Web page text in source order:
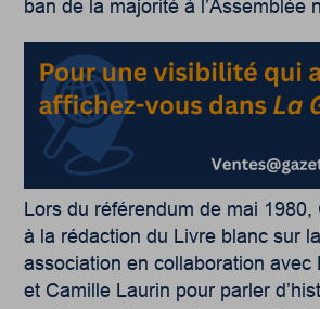
ban de la majorité à l’Assemblée
Lors du référendum de mai 1980,
à la rédaction du Livre blanc sur
association en collaboration avec
et Camille Laurin pour parler